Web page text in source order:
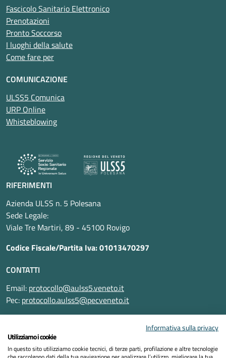
Fascicolo Sanitario Elettronico
Prenotazioni
Pronto Soccorso
I luoghi della salute
Come fare per
COMUNICAZIONE
ULSS5 Comunica
URP Online
Whisteblowing
RIFERIMENTI
Azienda ULSS n. 5 Polesana
Sede Legale:
Viale Tre Martiri, 89 - 45100 Rovigo
Codice Fiscale/Partita Iva: 01013470297
CONTATTI
Email: protocollo@aulss5.veneto.it
Pec: protocollo.aulss5@pecveneto.it
Informativa sulla privacy
Utilizziamo i cookie
In questo sito utilizziamo cookie tecnici, di terze parti, profilazione e altre tecnologie